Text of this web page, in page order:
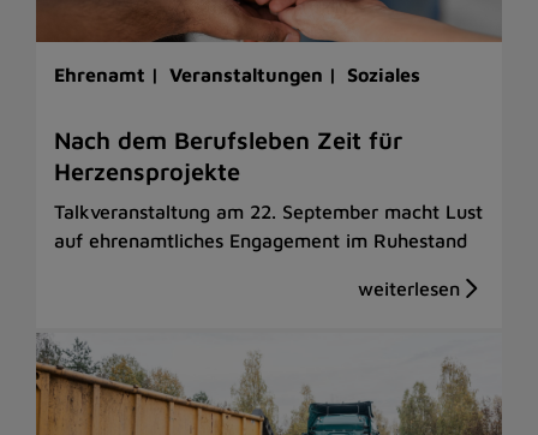
Ehrenamt | Veranstaltungen | Soziales
Nach dem Berufsleben Zeit für
Herzensprojekte
Talkveranstaltung am 22. September macht Lust
auf ehrenamtliches Engagement im Ruhestand